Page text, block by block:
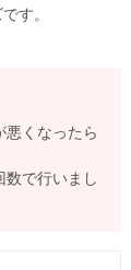
す。
悪くなったら
数で行いまし